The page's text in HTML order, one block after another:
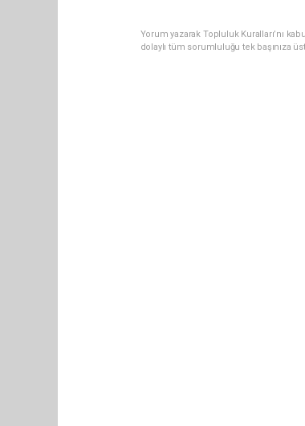
Yorum yazarak Topluluk Kuralları’nı
dolaylı tüm sorumluluğu tek başınıza